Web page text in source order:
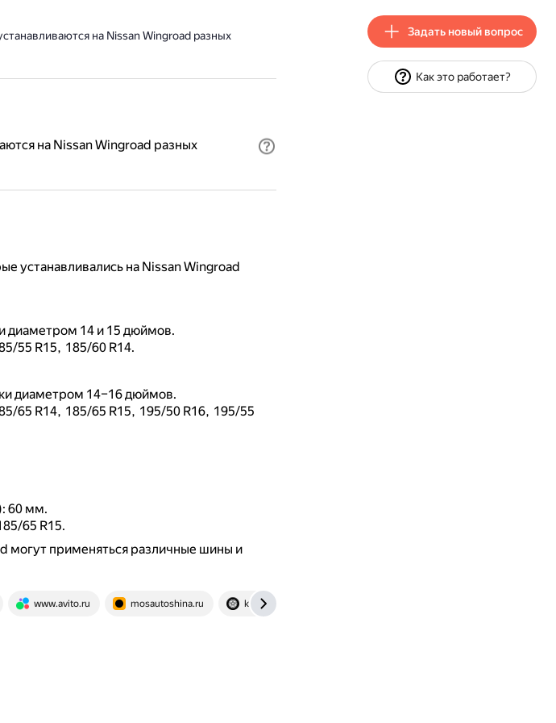
на Nissan Wingroad разных
на Nissan Wingroad разных
устанавливались на Nissan Wingroad
диаметром 14 и 15 дюймов.
55 R15, 185/60 R14.
диаметром 14–16 дюймов.
65 R14, 185/65 R15, 195/50 R16, 195/55
60 мм.
65 R15.
могут применяться различные шины и
www.avito.ru mosautoshina.ru kolesize.ru
Задать новый вопрос
Как это работает?